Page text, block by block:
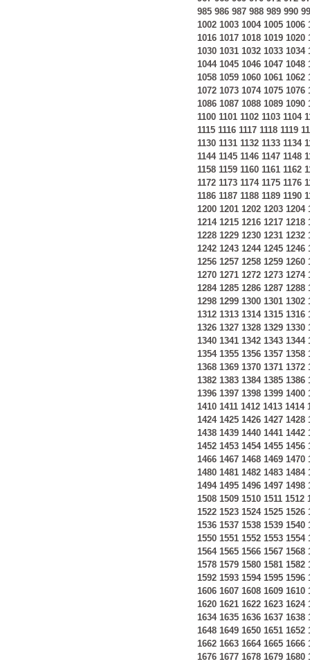
985 986 987 988 989 990
1002 1003 1004 1005 1006
1016 1017 1018 1019 1020
1030 1031 1032 1033 1034
1044 1045 1046 1047 1048
1058 1059 1060 1061 1062
1072 1073 1074 1075 1076
1086 1087 1088 1089 1090
1100 1101 1102 1103 1104
1115 1116 1117 1118 1119
1130 1131 1132 1133 1134
1144 1145 1146 1147 1148
1158 1159 1160 1161 1162
1172 1173 1174 1175 1176
1186 1187 1188 1189 1190
1200 1201 1202 1203 1204
1214 1215 1216 1217 1218
1228 1229 1230 1231 1232
1242 1243 1244 1245 1246
1256 1257 1258 1259 1260
1270 1271 1272 1273 1274
1284 1285 1286 1287 1288
1298 1299 1300 1301 1302
1312 1313 1314 1315 1316
1326 1327 1328 1329 1330
1340 1341 1342 1343 1344
1354 1355 1356 1357 1358
1368 1369 1370 1371 1372
1382 1383 1384 1385 1386
1396 1397 1398 1399 1400
1410 1411 1412 1413 1414
1424 1425 1426 1427 1428
1438 1439 1440 1441 1442
1452 1453 1454 1455 1456
1466 1467 1468 1469 1470
1480 1481 1482 1483 1484
1494 1495 1496 1497 1498
1508 1509 1510 1511 1512
1522 1523 1524 1525 1526
1536 1537 1538 1539 1540
1550 1551 1552 1553 1554
1564 1565 1566 1567 1568
1578 1579 1580 1581 1582
1592 1593 1594 1595 1596
1606 1607 1608 1609 1610
1620 1621 1622 1623 1624
1634 1635 1636 1637 1638
1648 1649 1650 1651 1652
1662 1663 1664 1665 1666
1676 1677 1678 1679 1680